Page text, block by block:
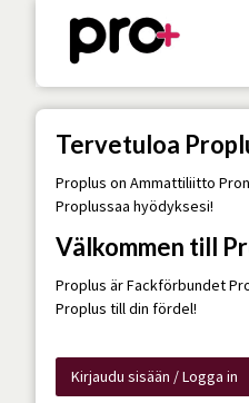
Tervetuloa
Proplus on Ammattiliitto
Proplussaa hyödyksesi!
Välkommen till
Proplus är Fackförbundet
Proplus till din fördel!
Kirjaudu sisään / Logga in